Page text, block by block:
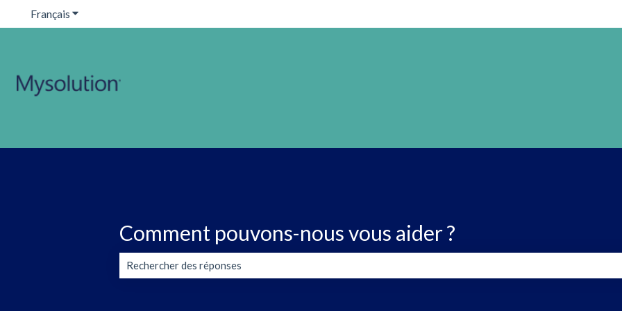
Français Afficher le sous-menu pour les traductions
Comment pouvons-nous vous aider ?